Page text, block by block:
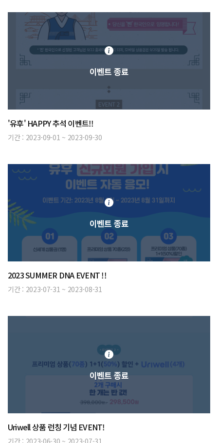
이벤트 종료
'유후' HAPPY 추석 이벤트!!
기간 : 2023-09-01 ~ 2023-09-30
이벤트 종료
2023 SUMMER DNA EVENT !!
기간 : 2023-07-31 ~ 2023-08-31
이벤트 종료
Uriwell 상품 런칭 기념 EVENT!
기간 : 2023-06-30 ~ 2023-07-31